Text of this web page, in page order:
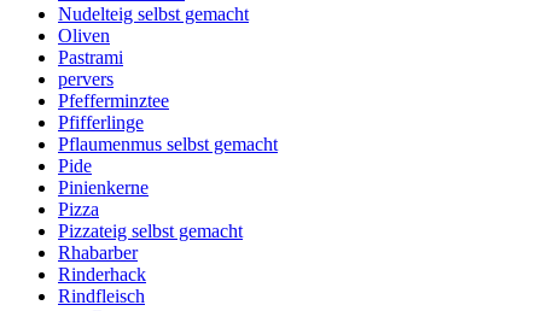
Nudelteig selbst gemacht
Oliven
Pastrami
pervers
Pfefferminztee
Pfifferlinge
Pflaumenmus selbst gemacht
Pide
Pinienkerne
Pizza
Pizzateig selbst gemacht
Rhabarber
Rinderhack
Rindfleisch